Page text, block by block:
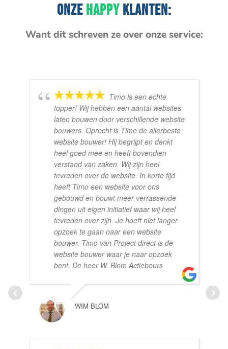
ONZEHAPPYKLANTEN:
Want dit schreven ze over onze service:
Timo is een echte
topper! Wij hebben een aantal websites
laten bouwen door verschillende website
bouwers. Oprecht is Timo de allerbeste
website bouwer! Hij begrijpt en denkt
heel goed mee en heeft bovendien
verstand van zaken. Wij zijn heel
tevreden over de website. In korte tijd
heeft Timo een website voor ons
gebouwd en bouwt meer verrassende
dingen uit eigen initiatief waar wij heel
tevreden over zijn. Je hoeft niet langer
opzoek te gaan naar een website
bouwer. Timo van Project direct is de
website bouwer waar je naar opzoek
bent. De heer W. Blom Actiebeurs
WIM BLOM